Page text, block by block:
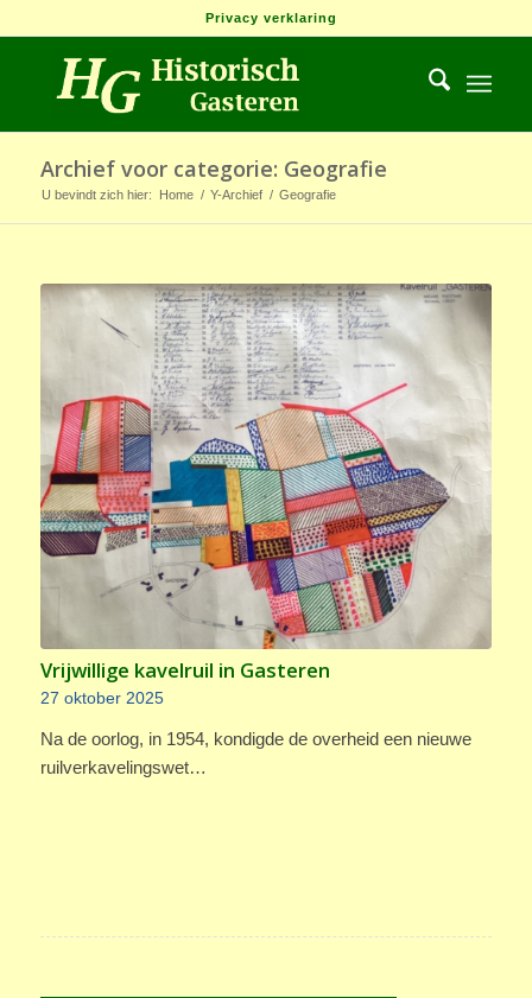
Privacy verklaring
Archief voor categorie: Geografie
U bevindt zich hier: Home / Y-Archief / Geografie
Vrijwillige kavelruil in Gasteren
27 oktober 2025
Na de oorlog, in 1954, kondigde de overheid een nieuwe
ruilverkavelingswet…